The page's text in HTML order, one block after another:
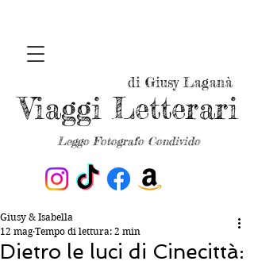
Leggo Fotografo Condivido
Viaggi Letterari
di Giusy Laganà
Dietro le luci di Cinecittà:
Giusy & Isabella
12 mag Tempo di lettura: 2 min